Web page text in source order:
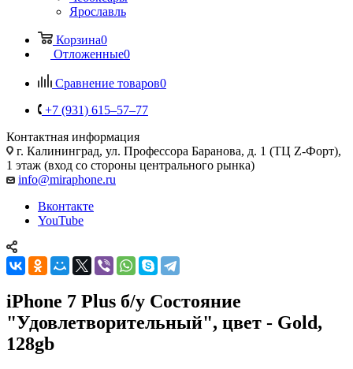
Ярославль
Корзина0
Отложенные0
Сравнение товаров0
+7 (931) 615‒57‒77
Контактная информация
г. Калининград, ул. Профессора Баранова, д. 1 (ТЦ Z-Форт),
1 этаж (вход со стороны центрального рынка)
info@miraphone.ru
Вконтакте
YouTube
iPhone 7 Plus б/у Состояние
"Удовлетворительный", цвет - Gold,
128gb